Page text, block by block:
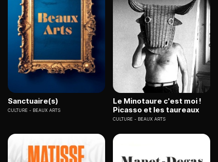
Sanctuaire(s)
CULTURE BEAUX ARTS
Le Minotaure c'est moi !
Picasso et les taureaux
CULTURE BEAUX ARTS